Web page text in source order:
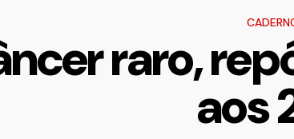
raro,
aos